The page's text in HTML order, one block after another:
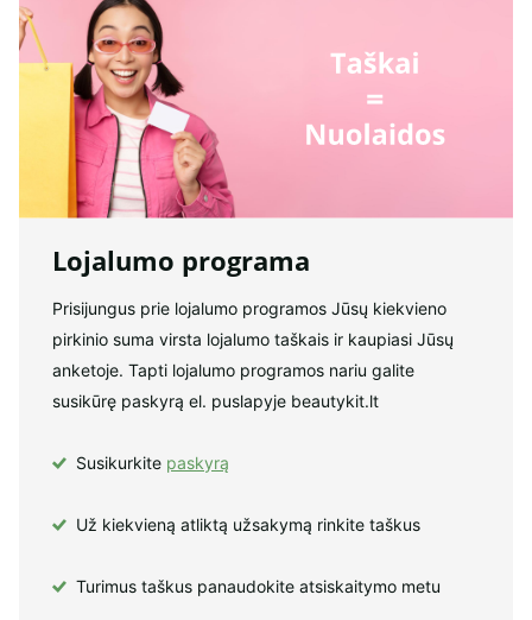
Lojalumo programa
Prisijungus prie lojalumo programos Jūsų kiekvieno
pirkinio suma virsta lojalumo taškais ir kaupiasi Jūsų
anketoje. Tapti lojalumo programos nariu galite
susikūrę paskyrą el. puslapyje beautykit.lt
Susikurkite paskyrą
Už kiekvieną atliktą užsakymą rinkite taškus
Turimus taškus panaudokite atsiskaitymo metu